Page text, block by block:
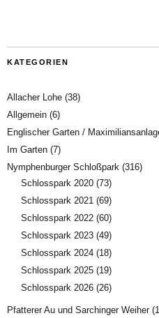
KATEGORIEN
Allacher Lohe (38)
Allgemein (6)
Englischer Garten /
Im Garten (7)
Nymphenburger Schloßpark (316)
Schlosspark 2020 (73)
Schlosspark 2021 (69)
Schlosspark 2022 (60)
Schlosspark 2023 (49)
Schlosspark 2024 (18)
Schlosspark 2025 (19)
Schlosspark 2026 (26)
Pfatterer Au und Sarchinger Weiher